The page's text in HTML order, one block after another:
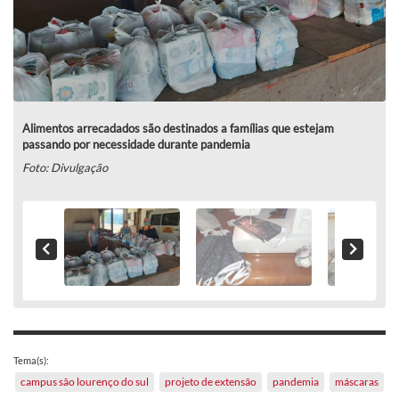
Alimentos arrecadados são destinados a famílias que estejam
passando por necessidade durante pandemia
Foto: Divulgação
Tema(s):
campus são lourenço do sul projeto de extensão pandemia máscaras